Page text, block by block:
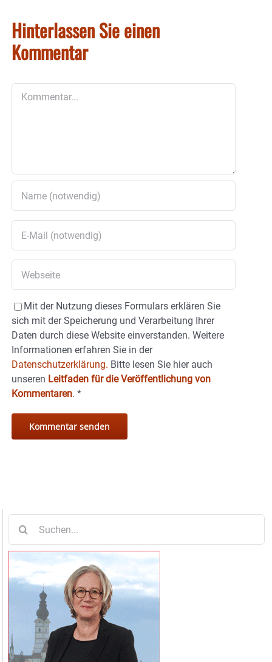
Hinterlassen Sie einen
Kommentar
Mit der Nutzung dieses Formulars erklären Sie
sich mit der Speicherung und Verarbeitung Ihrer
Daten durch diese Website einverstanden. Weitere
Informationen erfahren Sie in der
Datenschutzerklärung. Bitte lesen Sie hier auch
unseren Leitfaden für die Veröffentlichung von
Kommentaren. *
nach: